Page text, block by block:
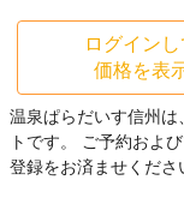
ログインし
価格を表
温泉ぱらだいす信州
トです。
ご予約およ
登録をお済ませくださ